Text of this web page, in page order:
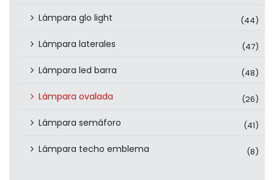
Lámpara glo light (44)
Lámpara laterales (47)
Lámpara led barra (48)
Lámpara ovalada (26)
Lámpara semáforo (41)
Lámpara techo emblema (8)